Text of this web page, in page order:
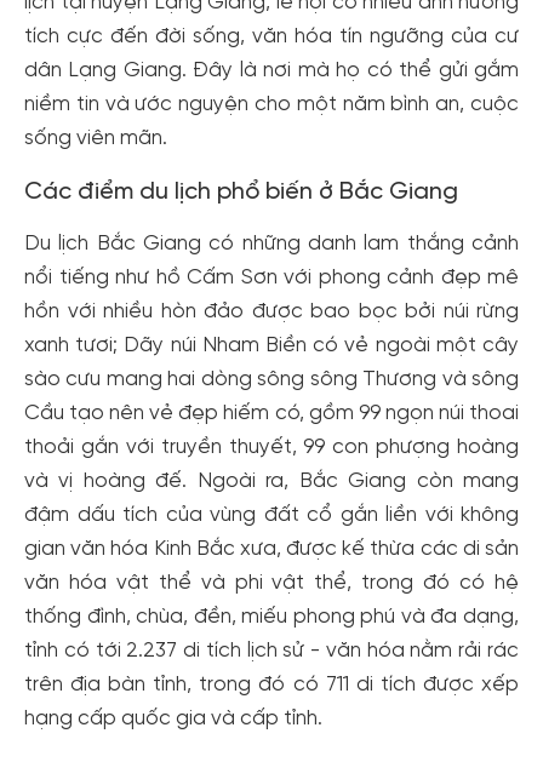
tích cực đến đời sống, văn hóa tín ngưỡng của cư
dân Lạng Giang. Đây là nơi mà họ có thể gửi gắm
niềm tin và ước nguyện cho một năm bình an, cuộc
sống viên mãn.
Các điểm du lịch phổ biến ở Bắc Giang
Du lịch Bắc Giang có những danh lam thắng cảnh
nổi tiếng như hồ Cấm Sơn với phong cảnh đẹp mê
hồn với nhiều hòn đảo được bao bọc bởi núi rừng
xanh tươi; Dãy núi Nham Biền có vẻ ngoài một cây
sào cưu mang hai dòng sông sông Thương và sông
Cầu tạo nên vẻ đẹp hiếm có, gồm 99 ngọn núi thoai
thoải gắn với truyền thuyết, 99 con phượng hoàng
và vị hoàng đế. Ngoài ra, Bắc Giang còn mang
đậm dấu tích của vùng đất cổ gắn liền với không
gian văn hóa Kinh Bắc xưa, được kế thừa các di sản
văn hóa vật thể và phi vật thể, trong đó có hệ
thống đình, chùa, đền, miếu phong phú và đa dạng,
tỉnh có tới 2.237 di tích lịch sử - văn hóa nằm rải rác
trên địa bàn tỉnh, trong đó có 711 di tích được xếp
hạng cấp quốc gia và cấp tỉnh.